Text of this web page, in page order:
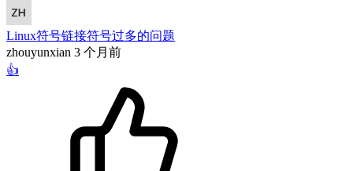
Linux符号链接符号过多的问题
zhouyunxian 3 个月前
👍